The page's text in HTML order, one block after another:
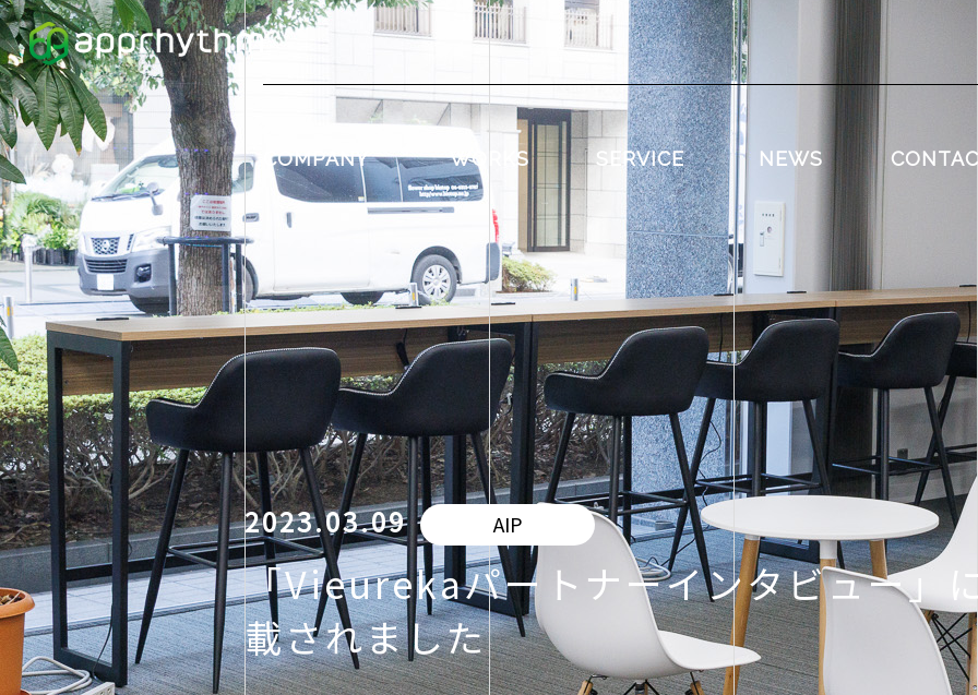
COMPANY WORKS SERVICE NEWS
2023.03.09 AIP
「Vieurekaパートナーインタビュー」
載されました